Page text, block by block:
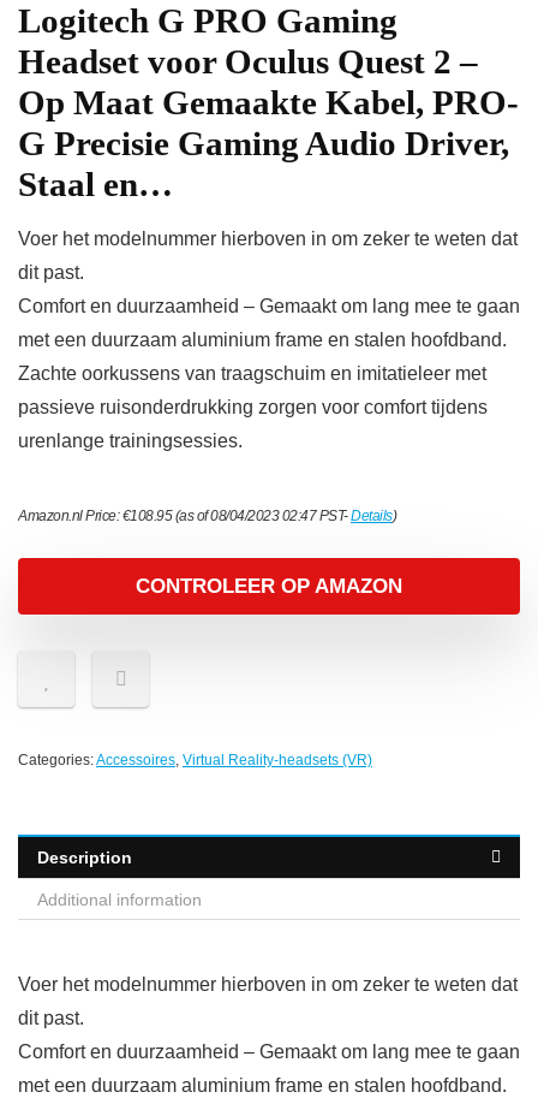
Logitech G PRO Gaming
Headset voor Oculus Quest 2 –
Op Maat Gemaakte Kabel, PRO-
G Precisie Gaming Audio Driver,
Staal en…
Voer het modelnummer hierboven in om zeker te weten dat
dit past.
Comfort en duurzaamheid – Gemaakt om lang mee te gaan
met een duurzaam aluminium frame en stalen hoofdband.
Zachte oorkussens van traagschuim en imitatieleer met
passieve ruisonderdrukking zorgen voor comfort tijdens
urenlange trainingsessies.
Amazon.nl Price:€108.95(as of 08/04/2023 02:47 PST-Details)
CONTROLEER OP AMAZON
Categories:Accessoires, Virtual Reality-headsets (VR)
Description
Additional information
Voer het modelnummer hierboven in om zeker te weten dat
dit past.
Comfort en duurzaamheid – Gemaakt om lang mee te gaan
met een duurzaam aluminium frame en stalen hoofdband.